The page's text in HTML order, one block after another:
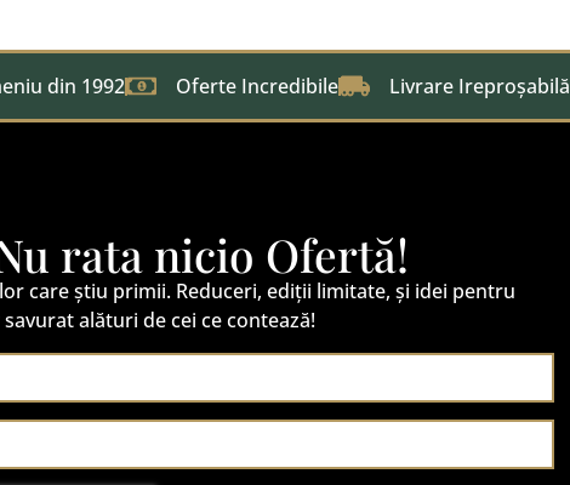
din 1992 Oferte Incredibile Livrare Ireproșabilă
rata nicio Ofertă!
care știu primii. Reduceri, ediții limitate, și idei pentru
alături de cei ce contează!